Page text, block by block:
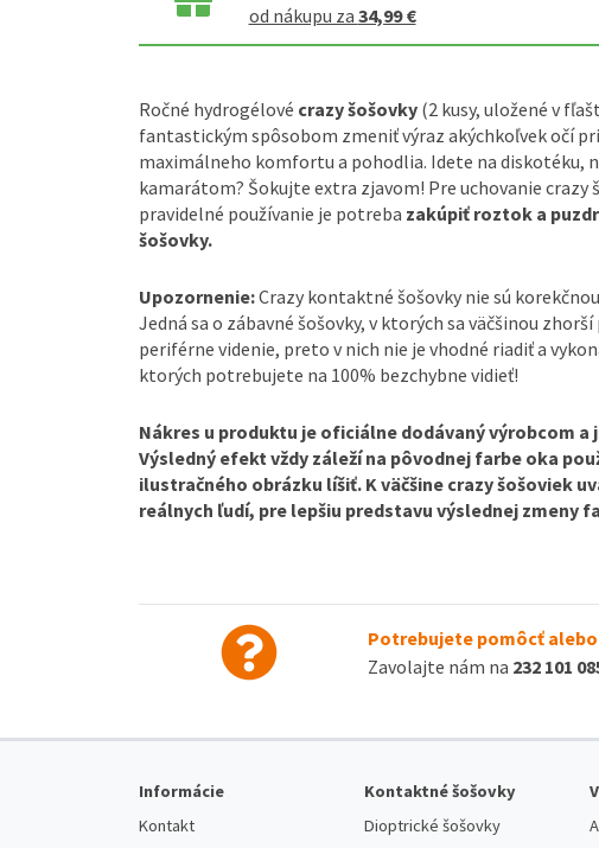
od nákupu za 34,99 €
Ročné hydrogélové crazy šošovky (2 kusy, uložené v
fantastickým spôsobom zmeniť výraz akýchkoľvek očí
maximálneho komfortu a pohodlia. Idete na diskotéku,
kamarátom? Šokujte extra zjavom! Pre uchovanie crazy
pravidelné používanie je potreba zakúpiť roztok a
šošovky.
Upozornenie:Crazy kontaktné šošovky nie sú
Jedná sa o zábavné šošovky, v ktorých sa väčšinou
periférne videnie, preto v nich nie je vhodné riadiť a
ktorých potrebujete na 100% bezchybne vidieť!
Nákres u produktu je oficiálne dodávaný výrobcom a
Výsledný efekt vždy záleží na pôvodnej farbe oka
ilustračného obrázku líšiť. K väčšine crazy šošoviek
reálnych ľudí, pre lepšiu predstavu výslednej zmeny
Potrebujete pomôcť
Zavolajte nám na 232 101
Informácie
Kontakt
Kontaktné šošovky
Dioptrické šošovky